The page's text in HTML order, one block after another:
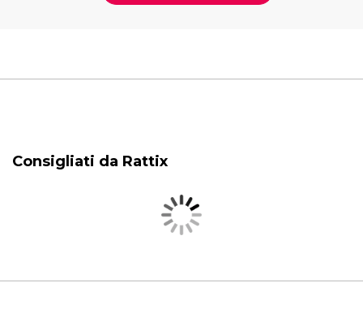
Consigliati da Rattix